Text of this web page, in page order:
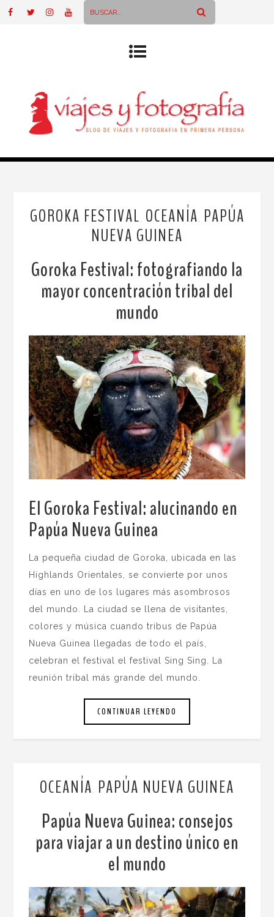
GOROKA FESTIVAL OCEANÍA PAPÚA
NUEVA GUINEA
Goroka Festival: fotografiando la
mayor concentración tribal del
mundo
El Goroka Festival: alucinando en
Papúa Nueva Guinea
La pequeña ciudad de Goroka, ubicada en las
Highlands Orientales, se convierte por unos
días en uno de los lugares más asombrosos
del mundo. La ciudad se llena de visitantes,
colores y música cuando tribus de Papúa
Nueva Guinea llegadas de todo el país,
celebran el festival el festival Sing Sing. La
reunión tribal más grande del mundo.
CONTINUAR LEYENDO
OCEANÍA PAPÚA NUEVA GUINEA
Papúa Nueva Guinea: consejos
para viajar a un destino único en
el mundo